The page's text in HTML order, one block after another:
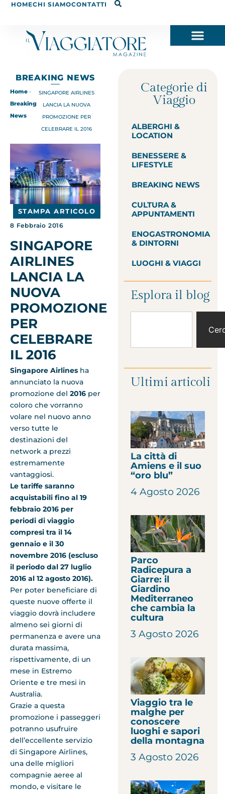
HOMECHI SIAMOCONTATTI
BREAKING NEWS
Home -
Breaking
News
SINGAPORE AIRLINES
LANCIA LA NUOVA
PROMOZIONE PER
CELEBRARE IL 2016
STAMPA ARTICOLO
8 Febbraio 2016
SINGAPORE
AIRLINES
LANCIA LA
NUOVA
PROMOZIONE
PER
CELEBRARE
IL 2016
Singapore Airlines ha
annunciato la nuova
promozione del 2016 per
coloro che vorranno
volare nel nuovo anno
verso tutte le
destinazioni del
network a prezzi
estremamente
vantaggiosi.
Le tariffe saranno
acquistabili fino al 19
febbraio 2016 per
periodi di viaggio
compresi tra il 14
gennaio e il 30
novembre 2016 (escluso
il periodo dal 27 luglio
2016 al 12 agosto 2016).
Per poter beneficiare di
queste nuove offerte il
viaggio dovrà includere
almeno sei giorni di
permanenza e avere una
durata massima,
rispettivamente, di un
mese in Estremo
Oriente e tre mesi in
Australia.
Grazie a questa
promozione i passeggeri
potranno usufruire
dell’eccellente servizio
di Singapore Airlines,
una delle migliori
compagnie aeree al
mondo, e visitare le
Categorie di
Viaggio
ALBERGHI &
LOCATION
BENESSERE &
LIFESTYLE
BREAKING NEWS
CULTURA &
APPUNTAMENTI
ENOGASTRONOMIA
& DINTORNI
LUOGHI & VIAGGI
Esplora il blog
Ultimi articoli
La città di
Amiens e il suo
“oro blu”
4 Agosto 2026
Parco
Radicepura a
Giarre: il
Giardino
Mediterraneo
che cambia la
cultura
3 Agosto 2026
Viaggio tra le
malghe per
conoscere
luoghi e sapori
della montagna
3 Agosto 2026